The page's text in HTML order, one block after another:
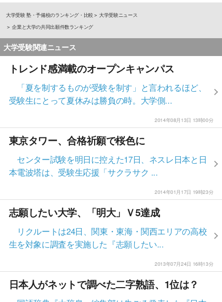
大学受験 塾・予備校のランキング・比較
大学受験ニュース
企業と大学の共同出願件数ランキング
大学受験関連ニュース
トレンド感満載のオープンキャンパス
「夏を制するものが受験を制す」と言われるほど、
受験生にとって夏休みは勝負の時。大学側...
2014年08月13日 13時00分
東京タワー、合格祈願で桜色に
センター試験を明日に控えた17日、ネスレ日本と日
本電波塔は、受験生応援「サクラサク ...
2014年01月17日 19時23分
志願したい大学、「明大」Ｖ5達成
リクルートは24日、関東・東海・関西エリアの高校
生を対象に調査を実施した『志願したい...
2013年07月24日 16時13分
日本人がネットで調べた二字熟語、1位は？